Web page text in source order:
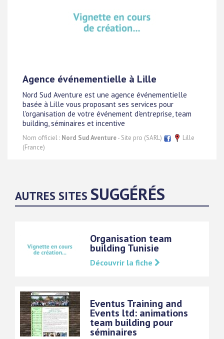
Agence événementielle à Lille
Nord Sud Aventure est une agence événementielle
basée à Lille vous proposant ses services pour
l'organisation de votre événement d'entreprise, team
building, séminaires et incentive
Nom officiel : Nord Sud Aventure- Site pro (SARL)
Lille
(France)
AUTRES SITES SUGGÉRÉS
Organisation team
building Tunisie
Découvrir la fiche
Eventus Training and
Events ltd: animations
team building pour
séminaires